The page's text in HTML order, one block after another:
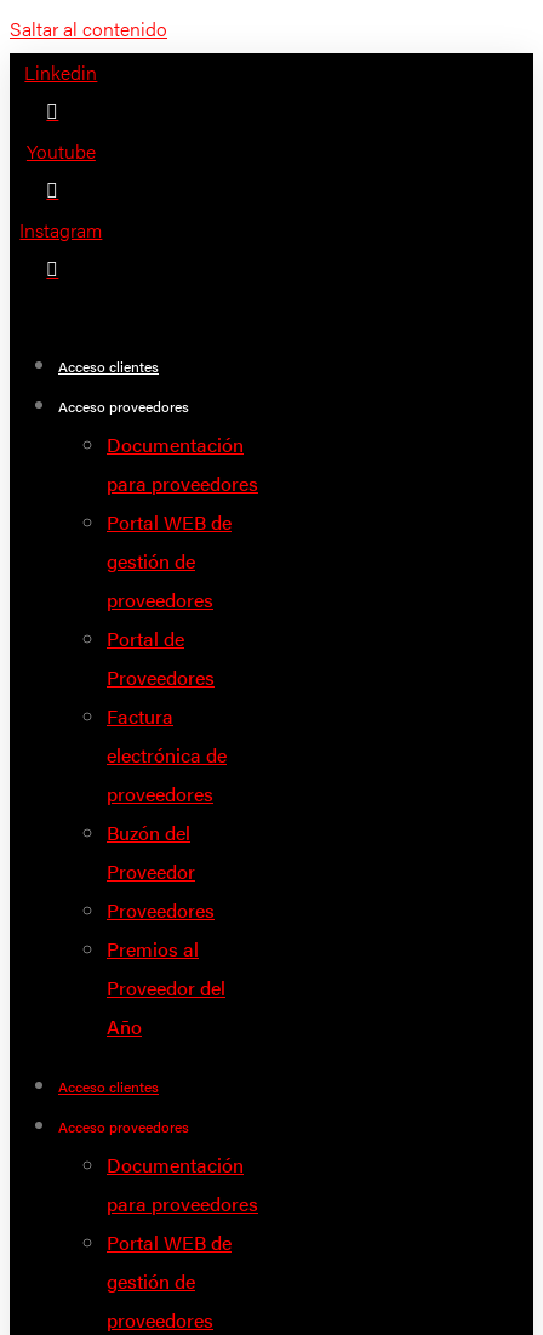
Saltar al contenido
Linkedin
Youtube
Instagram
Acceso clientes
Acceso proveedores
Documentación
para proveedores
Portal WEB de
gestión de
proveedores
Portal de
Proveedores
Factura
electrónica de
proveedores
Buzón del
Proveedor
Proveedores
Premios al
Proveedor del
Año
Acceso clientes
Acceso proveedores
Documentación
para proveedores
Portal WEB de
gestión de
proveedores